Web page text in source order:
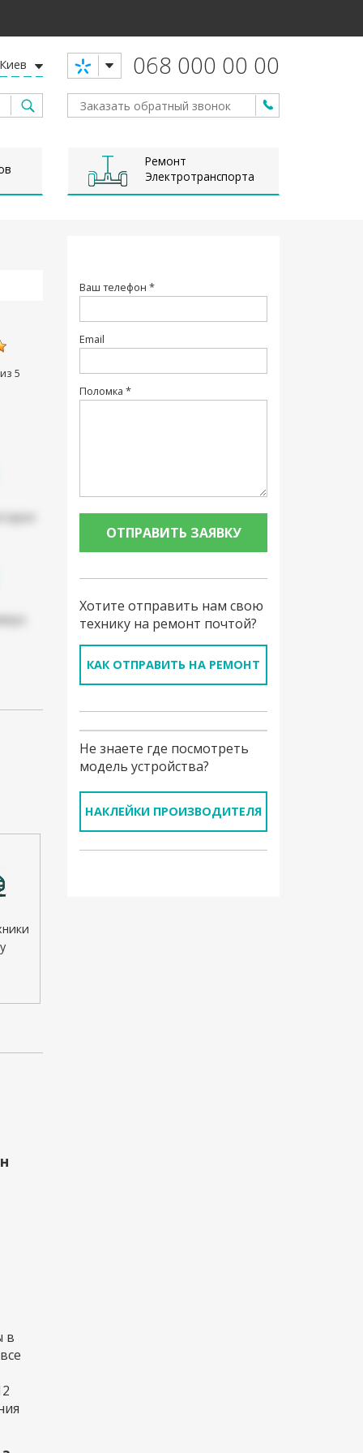
068 000 00 00
Киев
Ремонт
Электротранспорта
5
в
Ваш телефон *
Email
Поломка *
Хотите отправить нам свою
технику на ремонт почтой?
КАК ОТПРАВИТЬ НА РЕМОНТ
Не знаете где посмотреть
модель устройства?
НАКЛЕЙКИ ПРОИЗВОДИТЕЛЯ